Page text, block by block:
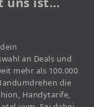
an Deals und
mehr als 100.000
die
Handytarife,